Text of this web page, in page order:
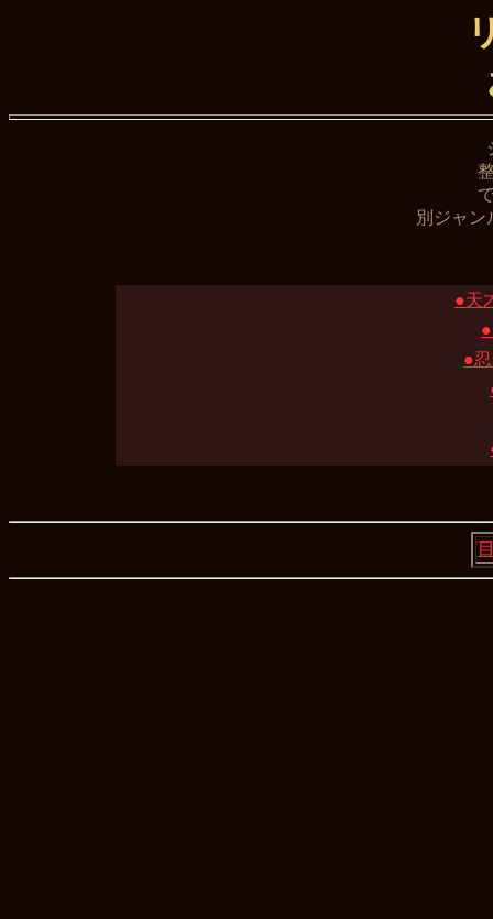
別ジャン
●天
●